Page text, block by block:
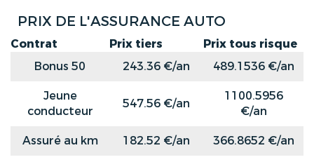
PRIX DE L'ASSURANCE AUTO
Contrat Prix tiers
Prix tous risque
Bonus 50
243.36 €/an
489.1536 €/an
Jeune
conducteur
547.56 €/an
1100.5956
€/an
Assuré au km
182.52 €/an 366.8652 €/an